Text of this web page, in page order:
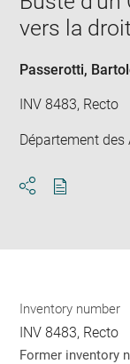
vers la
Passerotti,
INV 8483, Recto
Département
Inventory number
INV 8483, Recto
Former inventory